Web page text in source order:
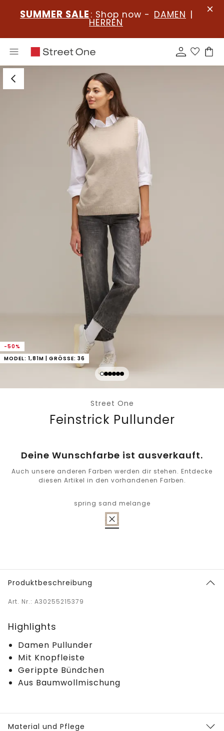
SUMMER SALE : Shop now - DAMEN |
HERREN
-50%
MODEL: 1,81M | GRÖSSE: 36
Street One
Feinstrick Pullunder
Deine Wunschfarbe ist ausverkauft.
Auch unsere anderen Farben werden dir stehen. Entdecke
diesen Artikel in den vorhandenen Farben.
spring sand melange
Produktbeschreibung
Art. Nr.: A30255215379
Highlights
Damen Pullunder
Mit Knopfleiste
Gerippte Bündchen
Aus Baumwollmischung
Material und Pflege